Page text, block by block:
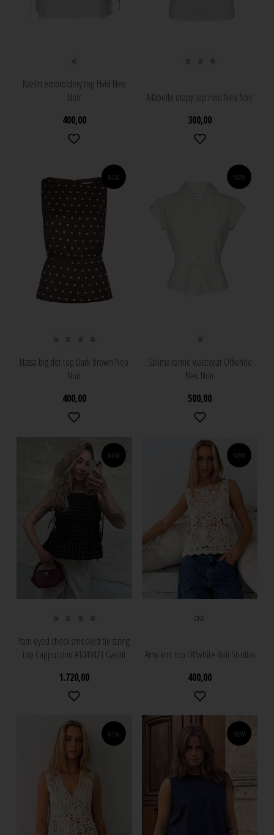
40
Kaelin embroidery top Hvid Neo
Noir
400,00
36 38 40
Mabelle drapy top Hvid Neo Noir
300,00
NEW
34 36 38 40
Nassa big dot top Dark Brown Neo
Noir
400,00
NEW
38
Salima ramie waistcoat Offwhite
Neo Noir
500,00
NEW
34 36 38 40
Yarn dyed check smocked tie string
top Cappuccino A1040421 Ganni
1.720,00
NEW
ONE
Amy knit top Offwhite Boii Studios
400,00
NEW NEW